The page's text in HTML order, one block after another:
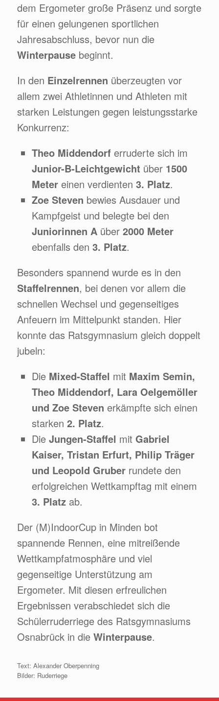
dem Ergometer große Präsenz und sorgte
für einen gelungenen sportlichen
Jahresabschluss, bevor nun die
Winterpause beginnt.
In den Einzelrennen überzeugten vor
allem zwei Athletinnen und Athleten mit
starken Leistungen gegen leistungsstarke
Konkurrenz:
Theo Middendorf erruderte sich im
Junior-B-Leichtgewicht über 1500
Meter einen verdienten 3. Platz.
Zoe Steven bewies Ausdauer und
Kampfgeist und belegte bei den
Juniorinnen A über 2000 Meter
ebenfalls den 3. Platz.
Besonders spannend wurde es in den
Staffelrennen, bei denen vor allem die
schnellen Wechsel und gegenseitiges
Anfeuern im Mittelpunkt standen. Hier
konnte das Ratsgymnasium gleich doppelt
jubeln:
Die Mixed-Staffel mit Maxim Semin,
Theo Middendorf, Lara Oelgemöller
und Zoe Steven erkämpfte sich einen
starken 2. Platz.
Die Jungen-Staffel mit Gabriel
Kaiser, Tristan Erfurt, Philip Träger
und Leopold Gruber rundete den
erfolgreichen Wettkampftag mit einem
3. Platz ab.
Der (M)IndoorCup in Minden bot
spannende Rennen, eine mitreißende
Wettkampfatmosphäre und viel
gegenseitige Unterstützung am
Ergometer. Mit diesen erfreulichen
Ergebnissen verabschiedet sich die
Schülerruderriege des Ratsgymnasiums
Osnabrück in die Winterpause.
Text: Alexander Oberpenning
Bilder: Ruderriege